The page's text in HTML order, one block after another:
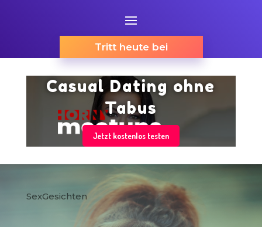
Tritt heute bei
Casual Dating ohne
Tabus
Jetzt kostenlos testen
SexGesichten